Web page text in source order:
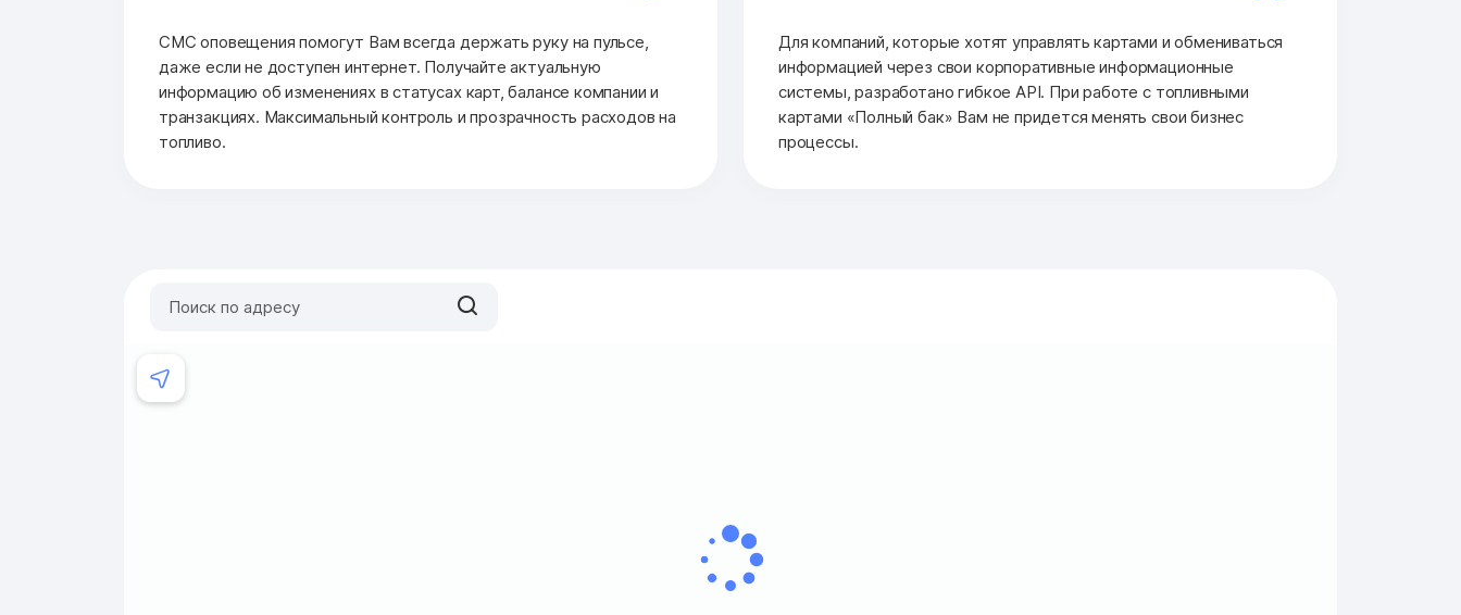
СМС оповещения помогут Вам всегда держать руку на пульсе,
даже если не доступен интернет. Получайте актуальную
информацию об изменениях в статусах карт, балансе компании и
транзакциях. Максимальный контроль и прозрачность расходов на
топливо.
Для компаний, которые хотят управлять картами и обмениваться
информацией через свои корпоративные информационные
системы, разработано гибкое API. При работе с топливными
картами «Полный бак» Вам не придется менять свои бизнес
процессы.